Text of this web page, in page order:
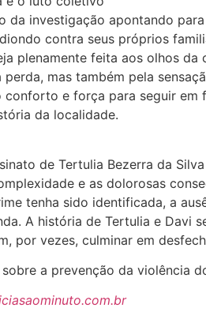
da investigação apontando
contra seus próprios
plenamente feita aos olhos
mas também pela
conforto e força para seguir em
da localidade.
de Tertulia Bezerra da
e as dolorosas
tenha sido identificada, a
A história de Tertulia e Davi
por vezes, culminar em
a prevenção da violência